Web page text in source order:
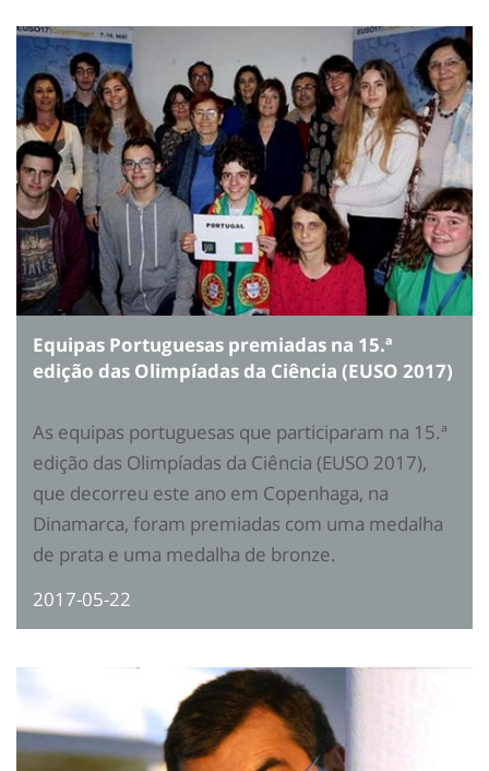
Equipas Portuguesas premiadas na 15.ª
edição das Olimpíadas da Ciência (EUSO 2017)
As equipas portuguesas que participaram na 15.ª
edição das Olimpíadas da Ciência (EUSO 2017),
que decorreu este ano em Copenhaga, na
Dinamarca, foram premiadas com uma medalha
de prata e uma medalha de bronze.
2017-05-22